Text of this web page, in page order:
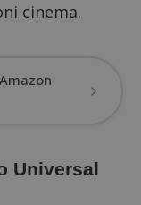
cinema.
Universal